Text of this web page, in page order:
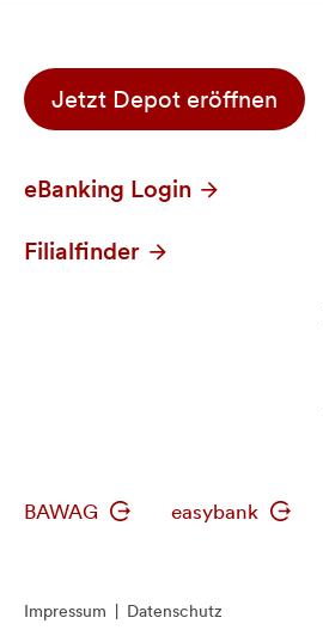
Jetzt Depot eröffnen
eBanking Login
Filialfinder
BAWAG easybank
Impressum Datenschutz